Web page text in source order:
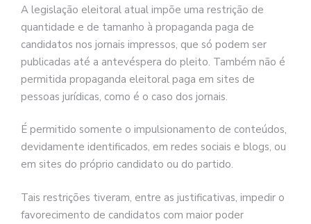
A legislação eleitoral atual impõe uma restrição de
quantidade e de tamanho à propaganda paga de
candidatos nos jornais impressos, que só podem ser
publicadas até a antevéspera do pleito. Também não é
permitida propaganda eleitoral paga em sites de
pessoas jurídicas, como é o caso dos jornais.
É permitido somente o impulsionamento de conteúdos,
devidamente identificados, em redes sociais e blogs, ou
em sites do próprio candidato ou do partido.
Tais restrições tiveram, entre as justificativas, impedir o
favorecimento de candidatos com maior poder